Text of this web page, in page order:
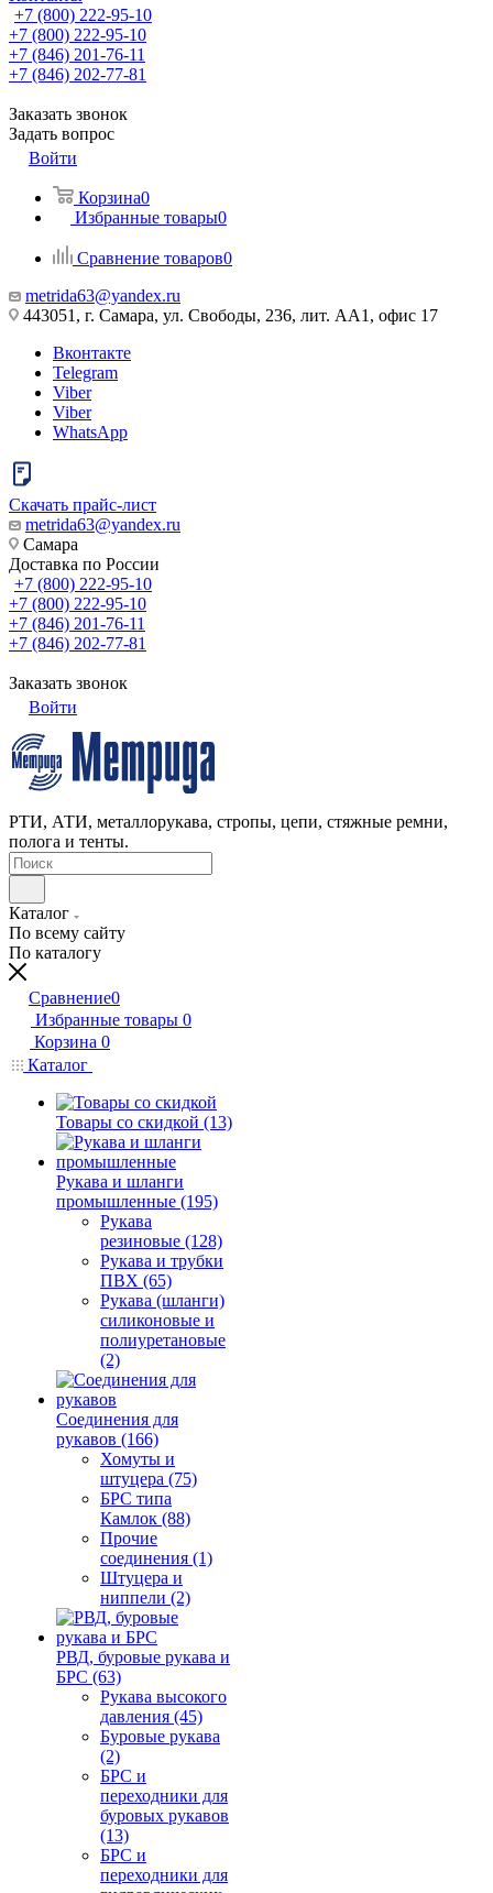
+7 (800) 222-95-10
+7 (800) 222-95-10
+7 (846) 201-76-11
+7 (846) 202-77-81
Заказать звонок
Задать вопрос
Войти
Корзина0
Избранные товары0
Сравнение товаров0
metrida63@yandex.ru
443051, г. Самара, ул. Свободы, 236, лит. АА1, офис 17
Вконтакте
Telegram
Viber
Viber
WhatsApp
Скачать прайс-лист
metrida63@yandex.ru
Самара
Доставка по России
+7 (800) 222-95-10
+7 (800) 222-95-10
+7 (846) 201-76-11
+7 (846) 202-77-81
Заказать звонок
Войти
РТИ, АТИ, металлорукава, стропы, цепи, стяжные ремни,
полога и тенты.
Каталог
По всему сайту
По каталогу
Сравнение0
Избранные товары 0
Корзина 0
Каталог
Товары со скидкой (13)
Рукава и шланги
промышленные (195)
Рукава
резиновые (128)
Рукава и трубки
ПВХ (65)
Рукава (шланги)
силиконовые и
полиуретановые
(2)
Соединения для
рукавов (166)
Хомуты и
штуцера (75)
БРС типа
Камлок (88)
Прочие
соединения (1)
Штуцера и
ниппели (2)
РВД, буровые рукава и
БРС (63)
Рукава высокого
давления (45)
Буровые рукава
(2)
БРС и
переходники для
буровых рукавов
(13)
БРС и
переходники для